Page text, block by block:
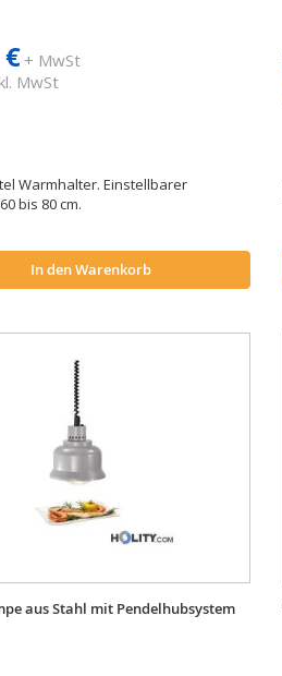
+ MwSt
MwSt
Warmhalter. Einstellbarer
bis 80 cm.
In den Warenkorb
aus Stahl mit Pendelhubsystem